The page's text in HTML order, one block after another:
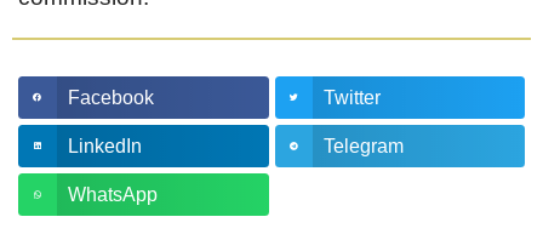
Facebook Twitter
LinkedIn Telegram
WhatsApp